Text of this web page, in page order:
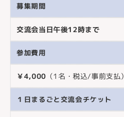
募集期間
交流会当日午後12時まで
参加費用
￥4,000 （1名・税込/事前支払）
１日まるごと交流会チケット